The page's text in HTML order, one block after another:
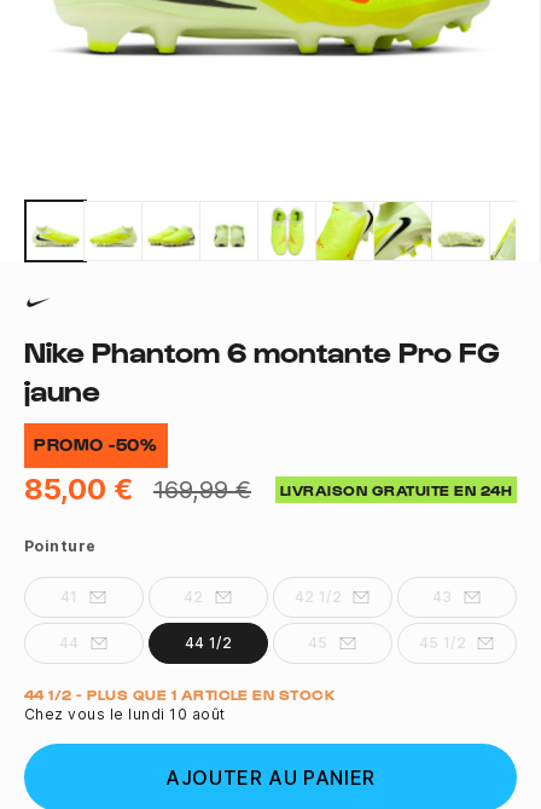
Nike Phantom 6 montante Pro FG
jaune
PROMO -50%
85,00 € 169,99 € LIVRAISON GRATUITE EN 24H
Pointure
41 42 42 1/2 43
44 44 1/2 45 45 1/2
Quantité
44 1/2 - PLUS QUE 1 ARTICLE EN STOCK
Chez vous le lundi 10 août
AJOUTER AU PANIER